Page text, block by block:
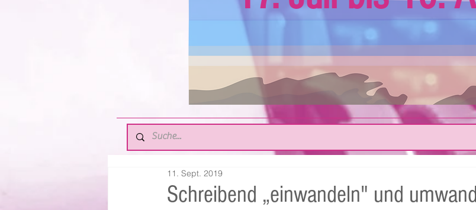
Schreibend „einwandeln" und
11. Sept. 2019